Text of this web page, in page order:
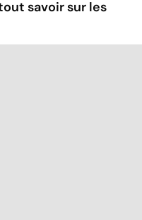
savoir sur les